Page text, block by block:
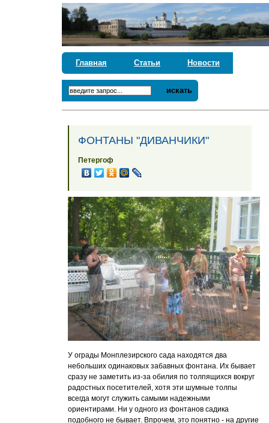
Главная Статьи Новости
искать
ФОНТАНЫ "ДИВАНЧИКИ"
Петергоф
У ограды Монплезирского сада находятся два
небольших одинаковых забавных фонтана. Их бывает
сразу не заметить из-за обилия по толпящихся вокруг
радостных посетителей, хотя эти шумные толпы
всегда могут служить самыми надежными
ориентирами. Ни у одного из фонтанов садика
подобного не бывает. Впрочем, это понятно - на другие